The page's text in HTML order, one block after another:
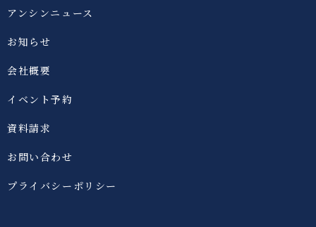
アンシンニュース
お知らせ
会社概要
イベント予約
資料請求
お問い合わせ
プライバシーポリシー